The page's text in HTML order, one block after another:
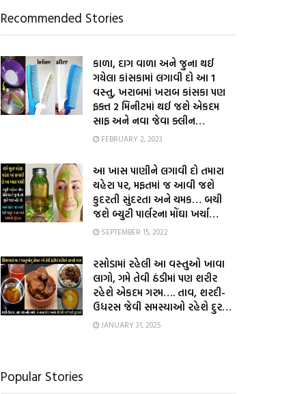
Recommended Stories
કાળા, દાગ વાળા અને જુના થઈ
ગયેલા કાંસકામાં લગાવી દો આ 1
વસ્તુ, ખરાબમાં ખરાબ કાંસકા પણ
ફક્ત 2 મિનીટમાં થઈ જશે એકદમ
સાફ અને નવા જેવા ક્લીન…
FEBRUARY 2, 2023
આ ખાસ પાણીને લગાવી દો તમારા
ચહેરા પર, મફતમાં જ આવી જશે
કુદરતી સુંદરતા અને ચમક… બચી
જશે બ્યુટી પાર્લરના મોંઘા ખર્ચા…
SEPTEMBER 15, 2022
રસોડામાં રહેલી આ વસ્તુઓ ખાવા
લાગો, ગમે તેવી ઠંડીમાં પણ શરીર
રહેશે એકદમ ગરમ…. તાવ, શરદી-
ઉધરસ જેવી સમસ્યાઓ રહેશે દુર…
JANUARY 31, 2025
Popular Stories